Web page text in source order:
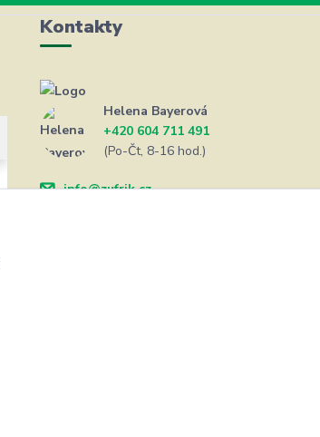
Kontakty
Helena Bayerová
+420 604 711 491
(Po-Čt, 8-16 hod.)
info@zufrik.cz